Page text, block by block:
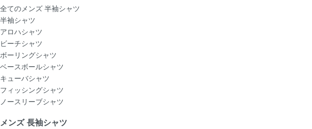
全てのメンズ 半袖シャツ
半袖シャツ
アロハシャツ
ビーチシャツ
ボーリングシャツ
ベースボールシャツ
キューバシャツ
フィッシングシャツ
ノースリーブシャツ
メンズ 長袖シャツ